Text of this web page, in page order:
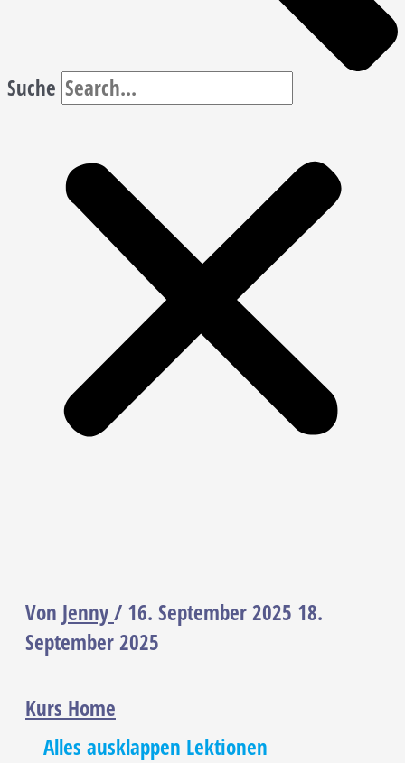
Suche
Kurs Home
Alles ausklappen Lektionen
Von Jenny/ 16. September 2025 18.
September 2025